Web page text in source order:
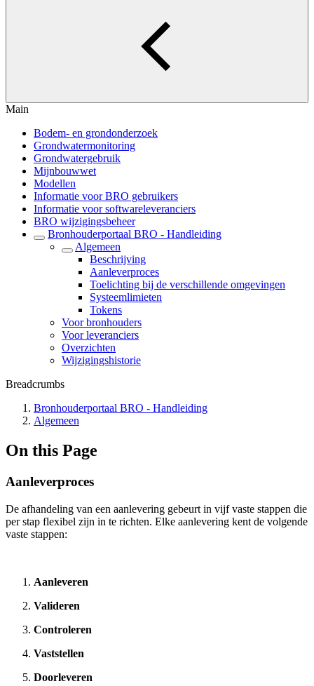
Main
Bodem- en grondonderzoek
Grondwatermonitoring
Grondwatergebruik
Mijnbouwwet
Modellen
Informatie voor BRO gebruikers
Informatie voor softwareleveranciers
BRO wijzigingsbeheer
Bronhouderportaal BRO - Handleiding
Algemeen
Beschrijving
Aanleverproces
Toelichting bij de verschillende omgevingen
Systeemlimieten
Tokens
Voor bronhouders
Voor leveranciers
Overzichten
Wijzigingshistorie
Breadcrumbs
Bronhouderportaal BRO - Handleiding
Algemeen
On this Page
Aanleverproces
De afhandeling van een aanlevering gebeurt in vijf vaste stappen die
per stap flexibel zijn in te richten. Elke aanlevering kent de volgende
vaste stappen:
Aanleveren
Valideren
Controleren
Vaststellen
Doorleveren